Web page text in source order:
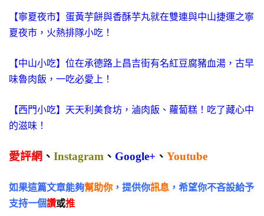
【寧夏夜市】蛋黃芋餅與香酥芋丸就在雙連與中山捷運之寧
夏夜市，火熱排隊小吃！
【中山小吃】位在承德路上昌吉街有名紅豆腐豬血湯，古早
味魯肉飯，一吃必愛上！
【西門小吃】天天利美食坊，滷肉飯、蘿蔔糕！吃了藏心中
的滋味！
愛評網 、 Instagram 、 Google+ 、 Youtube
如果這篇文章能夠幫助你 ，提供你訊息 ，希望你不吝設給予
支持一個讚或推